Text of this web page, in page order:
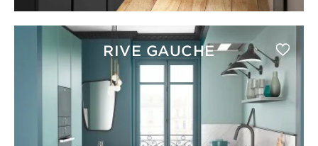
RIVE GAUCHE